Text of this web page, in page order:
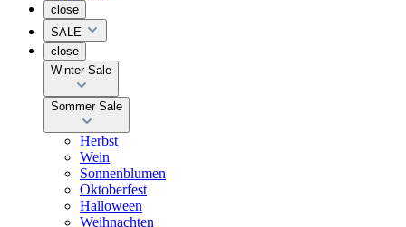
close
SALE
close
Winter Sale
Sommer Sale
Herbst
Wein
Sonnenblumen
Oktoberfest
Halloween
Weihnachten